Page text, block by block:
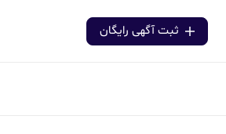
ثبت آگهی رایگان